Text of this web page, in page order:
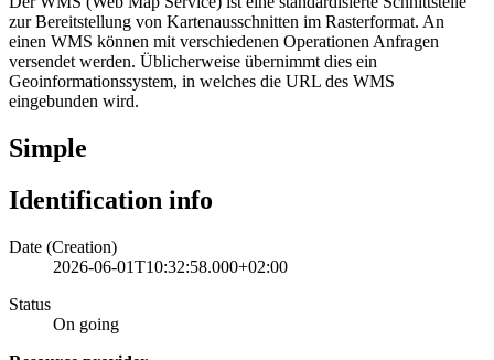
zur Bereitstellung von Kartenausschnitten im Rasterformat. An
einen WMS können mit verschiedenen Operationen Anfragen
versendet werden. Üblicherweise übernimmt dies ein
Geoinformationssystem, in welches die URL des WMS
eingebunden wird.
Simple
Identification info
Date (Creation)
2026-06-01T10:32:58.000+02:00
Status
On going